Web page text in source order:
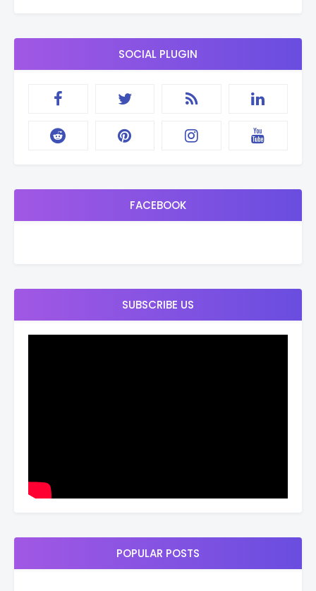
SOCIAL PLUGIN
FACEBOOK
SUBSCRIBE US
POPULAR POSTS